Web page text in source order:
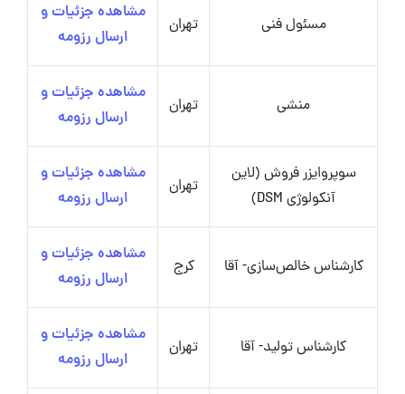
مسئول فنی تهران
مشاهده جزئیات و
ارسال رزومه
منشی تهران
مشاهده جزئیات و
ارسال رزومه
سوپروایزر فروش (لاین
آنکولوژی DSM)
تهران
مشاهده جزئیات و
ارسال رزومه
کارشناس خالص‌سازی- آقا کرج
مشاهده جزئیات و
ارسال رزومه
کارشناس تولید- آقا تهران
مشاهده جزئیات و
ارسال رزومه